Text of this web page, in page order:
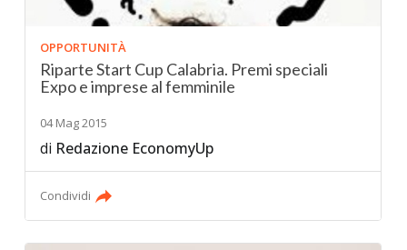
OPPORTUNITÀ
Riparte Start Cup Calabria. Premi speciali
Expo e imprese al femminile
04 Mag 2015
di Redazione EconomyUp
Condividi